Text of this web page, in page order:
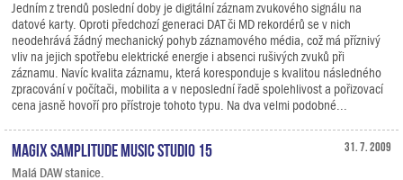
Jedním z trendů poslední doby je digitální záznam zvukového signálu na
datové karty. Oproti předchozí generaci DAT či MD rekordérů se v nich
neodehrává žádný mechanický pohyb záznamového média, což má příznivý
vliv na jejich spotřebu elektrické energie i absenci rušivých zvuků při
záznamu. Navíc kvalita záznamu, která koresponduje s kvalitou následného
zpracování v počítači, mobilita a v neposlední řadě spolehlivost a pořizovací
cena jasně hovoří pro přístroje tohoto typu. Na dva velmi podobné...
31. 7. 2009
MAGIX Samplitude Music Studio 15
Malá DAW stanice.